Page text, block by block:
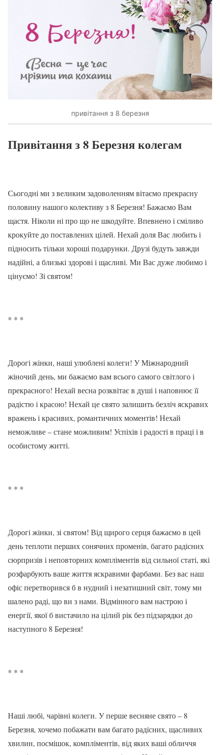
привітання з 8 березня
Привітання з 8 Березня колегам
Сьогодні ми з великим задоволенням вітаємо прекрасну
половину нашого колективу з 8 Березня! Бажаємо Вам
щастя. Ніколи ні про що не шкодуйте. Впевнено і сміливо
крокуйте до поставлених цілей. Нехай доля Вас любить і
підносить тільки хороші подарунки. Друзі будуть завжди
надійні, а близькі здорові і щасливі. Ми Вас дуже любимо і
цінуємо! Зі святом!
* * *
Дорогі жінки, наші улюблені колеги! У Міжнародний
жіночий день, ми бажаємо вам всього самого світлого і
прекрасного! Нехай весна розквітає в душі і наповнює її
радістю і красою! Нехай це свято залишить безліч яскравих
вражень і красивих, романтичних моментів! Нехай
неможливе – стане можливим! Успіхів і радості в праці і в
особистому житті.
* * *
Дорогі жінки, зі святом! Від щирого серця бажаємо в цей
день теплоти перших сонячних променів, багато радісних
сюрпризів і неповторних компліментів від сильної статі, які
розфарбують ваше життя яскравими фарбами. Без вас наш
офіс перетворився б в нудний і незатишний світ, тому ми
шалено раді, що ви з нами. Відмінного вам настрою і
енергії, якої б вистачило на цілий рік без підзарядки до
наступного 8 Березня!
* * *
Наші любі, чарівні колеги. У перше весняне свято – 8
Березня, хочемо побажати вам багато радісних, щасливих
хвилин, посмішок, компліментів, від яких ваші обличчя